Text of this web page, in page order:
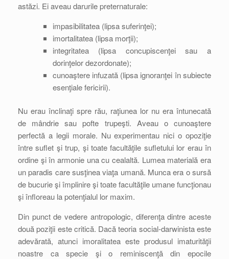
astăzi. Ei aveau darurile preternaturale:
impasibilitatea (lipsa suferinţei);
imortalitatea (lipsa morţii);
integritatea (lipsa concupiscenţei sau a
dorinţelor dezordonate);
cunoaştere infuzată (lipsa ignoranţei în subiecte
esenţiale fericirii).
Nu erau înclinaţi spre rău, raţiunea lor nu era întunecată
de mândrie sau pofte trupeşti. Aveau o cunoaştere
perfectă a legii morale. Nu experimentau nici o opoziţie
între suflet şi trup, şi toate facultăţile sufletului lor erau în
ordine şi în armonie una cu cealaltă. Lumea materială era
un paradis care susţinea viaţa umană. Munca era o sursă
de bucurie şi împlinire şi toate facultăţile umane funcţionau
şi înfloreau la potenţialul lor maxim.
Din punct de vedere antropologic, diferenţa dintre aceste
două poziţii este critică. Dacă teoria social-darwinista este
adevărată, atunci imoralitatea este produsul imaturităţii
noastre ca specie şi o reminiscenţă din epocile